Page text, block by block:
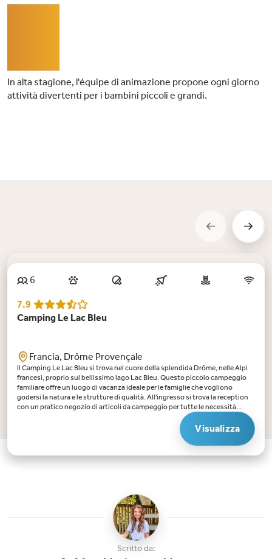
In alta stagione, l'équipe di animazione propone ogni giorno
attività divertenti per i bambini piccoli e grandi.
6
7.9
Camping Le Lac Bleu
Francia, Drôme Provençale
Il Camping Le Lac Bleu si trova nel cuore della splendida Drôme, nelle Alpi
francesi, proprio sul bellissimo lago Lac Bleu. Questo piccolo campeggio
familiare offre un luogo di vacanza ideale per le famiglie che vogliono
godersi la natura e le strutture di qualità. All'ingresso si trova la reception
con un pratico negozio di articoli da campeggio per tutte le necessità
quotidiane, oltre alla possibilità di noleggiare biciclette e canoe.
L'accogliente ristorante con terrazza serve piatti deliziosi con una
splendida vista sul lago. Per i bambini sono disponibili un parco giochi e
varie strutture sportive come pallavolo, ping pong e bocce. Inoltre, il
campeggio dispone di una piscina coperta e riscaldata che apre con il bel
l'entusiasta team di animazione propone attività divertenti e il miniclub
offre un sacco di intrattenimento per i più piccoli.Punti di forza di Le Lac
Bleu:Situato direttamente sul lago Lac Bleu: Fate un tuffo nel bellissimo
lago balneabile. Le Lac Bleu prende il nome dall'acqua limpida e blu.
Troverete una spiaggia con numerosi lettini, sport acquatici come canoa e
pedalò e scivoli d'acqua.Animazione e attività per bambini: Il miniclub e il
team di animazione offrono un programma vario di giochi, attività manuali,
Visualizza
Scritto da: